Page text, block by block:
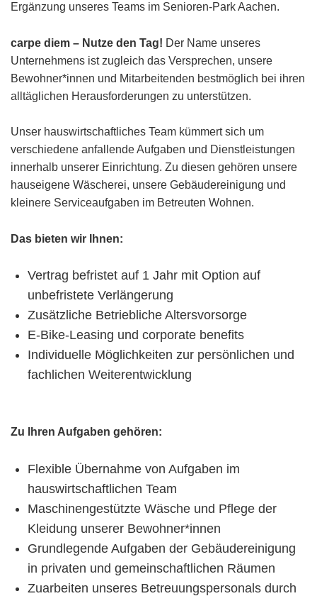
Ergänzung unseres Teams im Senioren-Park Aachen.
carpe diem – Nutze den Tag! Der Name unseres
Unternehmens ist zugleich das Versprechen, unsere
Bewohner*innen und Mitarbeitenden bestmöglich bei ihren
alltäglichen Herausforderungen zu unterstützen.
Unser hauswirtschaftliches Team kümmert sich um
verschiedene anfallende Aufgaben und Dienstleistungen
innerhalb unserer Einrichtung. Zu diesen gehören unsere
hauseigene Wäscherei, unsere Gebäudereinigung und
kleinere Serviceaufgaben im Betreuten Wohnen.
Das bieten wir Ihnen:
Vertrag befristet auf 1 Jahr mit Option auf
unbefristete Verlängerung
Zusätzliche Betriebliche Altersvorsorge
E-Bike-Leasing und corporate benefits
Individuelle Möglichkeiten zur persönlichen und
fachlichen Weiterentwicklung
Zu Ihren Aufgaben gehören:
Flexible Übernahme von Aufgaben im
hauswirtschaftlichen Team
Maschinengestützte Wäsche und Pflege der
Kleidung unserer Bewohner*innen
Grundlegende Aufgaben der Gebäudereinigung
in privaten und gemeinschaftlichen Räumen
Zuarbeiten unseres Betreuungspersonals durch